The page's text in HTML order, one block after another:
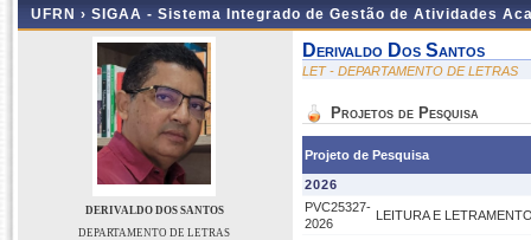
UFRN › SIGAA - Sistema Integrado de Gestão de Atividades
DERIVALDO DOS SANTOS
DEPARTAMENTO DE LETRAS
Derivaldo Dos Santos
LET - DEPARTAMENTO DE LETRAS
Projetos de Pesquisa
Projeto de Pesquisa
2026
PVC25327-
2026
LEITURA E